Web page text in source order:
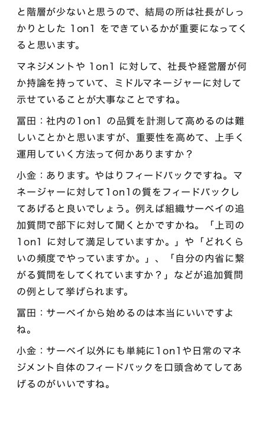
と階層が少ないと思うので、結局の所は社長がしっ
かりとした 1on1 をできているかが重要になってく
ると思います。
マネジメントや 1on1 に対して、社長や経営層が何
か持論を持っていて、ミドルマネージャーに対して
示せていることが大事なことですね。
冨田：社内の1on1 の品質を計測して高めるのは難
しいことかと思いますが、重要性を高めて、上手く
運用していく方法って何かありますか？
小金：あります。やはりフィードバックですね。マ
ネージャーに対して1on1の質をフィードバックし
てあげると良いでしょう。例えば組織サーベイの追
加質問で部下に対して聞くとかですかね。「上司の
1on1 に対して満足していますか。」や「どれくら
いの頻度でやっていますか。」、「自分の内省に繋
がる質問をしてくれていますか？」などが追加質問
の例として挙げられます。
冨田：サーベイから始めるのは本当にいいですよ
ね。
小金：サーベイ以外にも単純に1on1や日常のマネ
ジメント自体のフィードバックを口頭含めてしてあ
げるのがいいですね。